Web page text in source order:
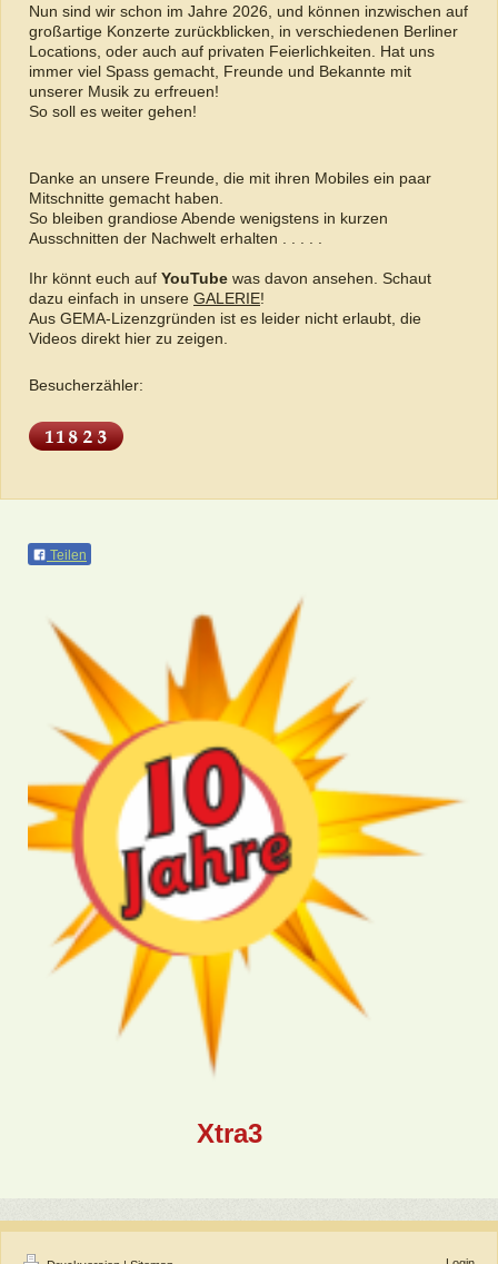
Nun sind wir schon im Jahre 2026, und können inzwischen auf
großartige Konzerte zurückblicken, in verschiedenen Berliner
Locations, oder auch auf privaten Feierlichkeiten. Hat uns
immer viel Spass gemacht, Freunde und Bekannte mit
unserer Musik zu erfreuen!
So soll es weiter gehen!
Danke an unsere Freunde, die mit ihren Mobiles ein paar
Mitschnitte gemacht haben.
So bleiben grandiose Abende wenigstens in kurzen
Ausschnitten der Nachwelt erhalten . . . . .
Ihr könnt euch auf YouTube was davon ansehen. Schaut
dazu einfach in unsere GALERIE!
Aus GEMA-Lizenzgründen ist es leider nicht erlaubt, die
Videos direkt hier zu zeigen.
Besucherzähler:
Teilen
Xtra3